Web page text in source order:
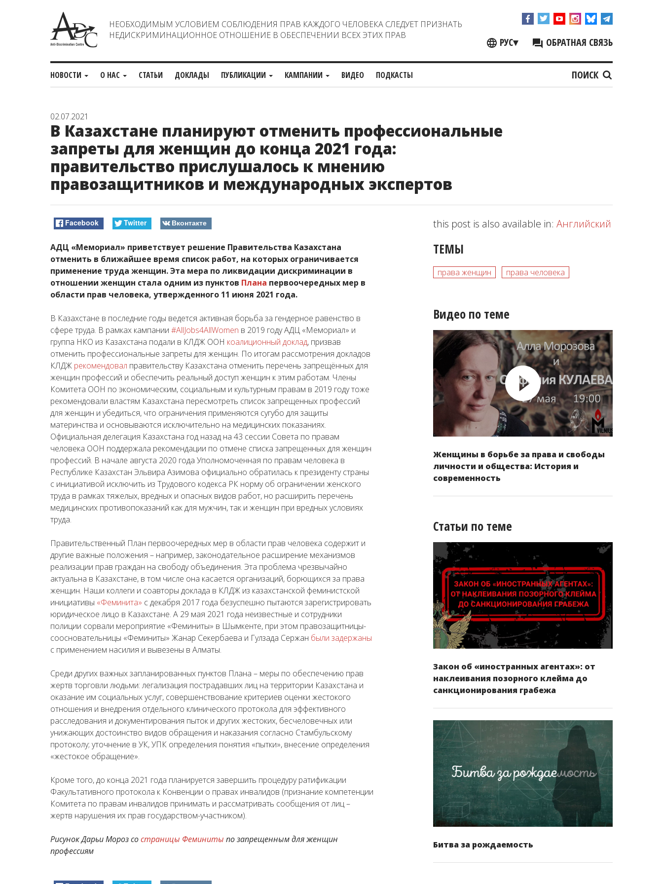
НЕОБХОДИМЫМ УСЛОВИЕМ СОБЛЮДЕНИЯ ПРАВ КАЖДОГО ЧЕЛОВЕКА СЛЕДУЕТ ПРИЗНАТЬ
НЕДИСКРИМИНАЦИОННОЕ ОТНОШЕНИЕ В ОБЕСПЕЧЕНИИ ВСЕХ ЭТИХ ПРАВ
РУС▾ ОБРАТНАЯ СВЯЗЬ
НОВОСТИ О НАС СТАТЬИ ДОКЛАДЫ ПУБЛИКАЦИИ КАМПАНИИ ВИДЕО ПОДКАСТЫ ПОИСК
02.07.2021
В Казахстане планируют отменить профессиональные
запреты для женщин до конца 2021 года:
правительство прислушалось к мнению
правозащитников и международных экспертов
Facebook Twitter Вконтакте
АДЦ «Мемориал» приветствует решение Правительства Казахстана
отменить в ближайшее время список работ, на которых ограничивается
применение труда женщин. Эта мера по ликвидации дискриминации в
отношении женщин стала одним из пунктов Плана первоочередных мер в
области прав человека, утвержденного 11 июня 2021 года.
В Казахстане в последние годы ведется активная борьба за гендерное равенство в
сфере труда. В рамках кампании #AllJobs4AllWomen в 2019 году АДЦ «Мемориал» и
группа НКО из Казахстана подали в КЛДЖ ООН коалиционный доклад, призвав
отменить профессиональные запреты для женщин. По итогам рассмотрения докладов
КЛДЖ рекомендовал правительству Казахстана отменить перечень запрещённых для
женщин профессий и обеспечить реальный доступ женщин к этим работам. Члены
Комитета ООН по экономическим, социальным и культурным правам в 2019 году тоже
рекомендовали властям Казахстана пересмотреть список запрещенных профессий
для женщин и убедиться, что ограничения применяются сугубо для защиты
материнства и основываются исключительно на медицинских показаниях.
Официальная делегация Казахстана год назад на 43 сессии Совета по правам
человека ООН поддержала рекомендации по отмене списка запрещенных для женщин
профессий. В начале августа 2020 года Уполномоченная по правам человека в
Республике Казахстан Эльвира Азимова официально обратилась к президенту страны
с инициативой исключить из Трудового кодекса РК норму об ограничении женского
труда в рамках тяжелых, вредных и опасных видов работ, но расширить перечень
медицинских противопоказаний как для мужчин, так и женщин при вредных условиях
труда.
Правительственный План первоочередных мер в области прав человека содержит и
другие важные положения – например, законодательное расширение механизмов
реализации прав граждан на свободу объединения. Эта проблема чрезвычайно
актуальна в Казахстане, в том числе она касается организаций, борющихся за права
женщин. Наши коллеги и соавторы доклада в КЛДЖ из казахстанской феминистской
инициативы «Феминита» с декабря 2017 года безуспешно пытаются зарегистрировать
юридическое лицо в Казахстане. А 29 мая 2021 года неизвестные и сотрудники
полиции сорвали мероприятие «Феминиты» в Шымкенте, при этом правозащитницы-
соосновательницы «Феминиты» Жанар Секербаева и Гулзада Сержан были задержаны
с применением насилия и вывезены в Алматы.
Среди других важных запланированных пунктов Плана – меры по обеспечению прав
жертв торговли людьми: легализация пострадавших лиц на территории Казахстана и
оказание им социальных услуг, совершенствование критериев оценки жестокого
отношения и внедрения отдельного клинического протокола для эффективного
расследования и документирования пыток и других жестоких, бесчеловечных или
унижающих достоинство видов обращения и наказания согласно Стамбульскому
протоколу; уточнение в УК, УПК определения понятия «пытки», внесение определения
«жестокое обращение».
Кроме того, до конца 2021 года планируется завершить процедуру ратификации
Факультативного протокола к Конвенции о правах инвалидов (признание компетенции
Комитета по правам инвалидов принимать и рассматривать сообщения от лиц –
жертв нарушения их прав государством-участником).
Рисунок Дарьи Мороз состраницы Феминиты по запрещенным для женщин
профессиям
this post is also available in: Английский
ТЕМЫ
права женщин права человека
Видео по теме
Женщины в борьбе за права и свободы
личности и общества: История и
современность
Статьи по теме
Закон об «иностранных агентах»: от
наклеивания позорного клейма до
санкционирования грабежа
Битва за рождаемость